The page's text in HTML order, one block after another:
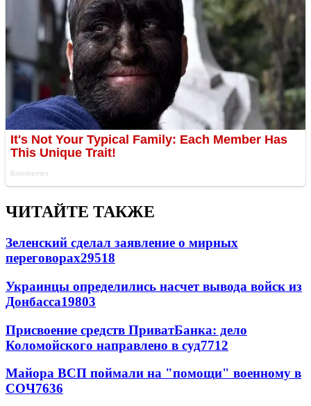
ЧИТАЙТЕ ТАКЖЕ
Зеленский сделал заявление о мирных
переговорах29518
Украинцы определились насчет вывода войск из
Донбасса19803
Присвоение средств ПриватБанка: дело
Коломойского направлено в суд7712
Майора ВСП поймали на "помощи" военному в
СОЧ7636